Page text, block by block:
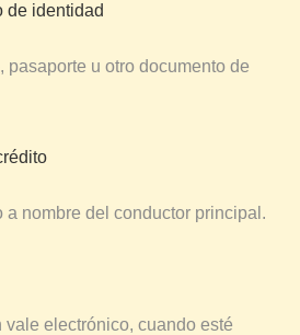
de identidad
pasaporte u otro documento de
a nombre del conductor principal.
vale electrónico, cuando esté